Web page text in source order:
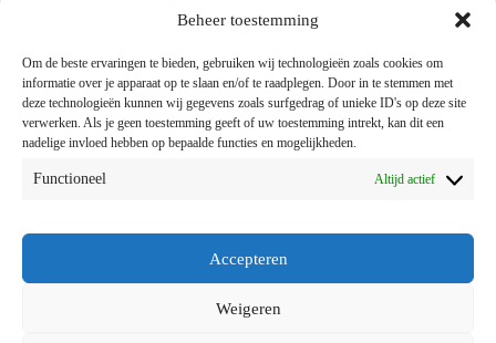
Beheer toestemming
Om de beste ervaringen te bieden, gebruiken wij technologieën zoals cookies om
informatie over je apparaat op te slaan en/of te raadplegen. Door in te stemmen met
deze technologieën kunnen wij gegevens zoals surfgedrag of unieke ID's op deze site
verwerken. Als je geen toestemming geeft of uw toestemming intrekt, kan dit een
nadelige invloed hebben op bepaalde functies en mogelijkheden.
Functioneel Altijd actief
Accepteren
Weigeren
Algemene voorwaarden & Privacy
Privacy
Nieuws & meer